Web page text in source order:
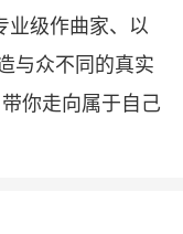
业级作曲家、以
与众不同的真实
你走向属于自己